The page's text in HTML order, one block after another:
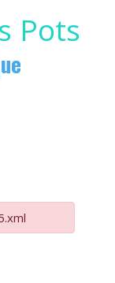
Pots